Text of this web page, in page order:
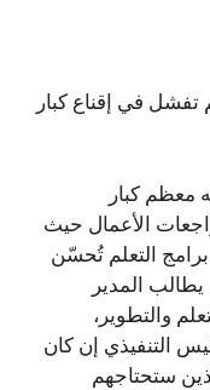
تفشل في إقناع كبار
معظم كبار
الأعمال حيث
التعلم تُحسّن
يطالب المدير
والتطوير،
التنفيذي إن كان
ستحتاجهم